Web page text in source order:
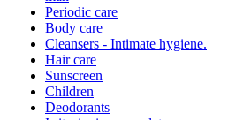
Periodic care
Body care
Cleansers - Intimate hygiene.
Hair care
Sunscreen
Children
Deodorants